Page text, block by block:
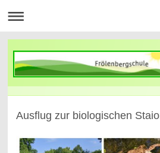
Ausflug zur biologischen